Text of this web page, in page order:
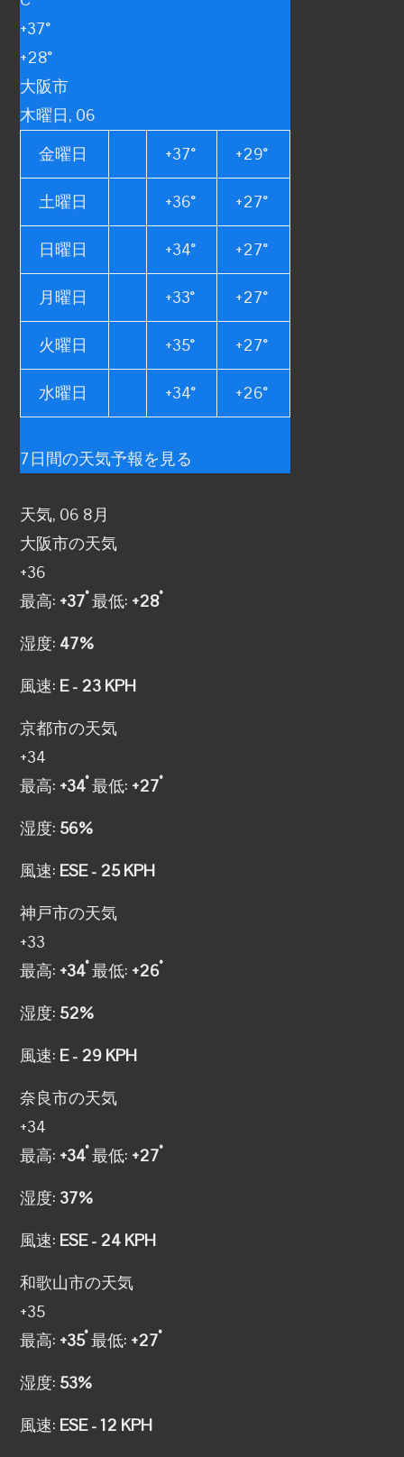
+37°
+28°
大阪市
木曜日, 06
金曜日
+37° +29°
土曜日 +36° +27°
日曜日 +34° +27°
月曜日 +33° +27°
火曜日 +35° +27°
水曜日 +34° +26°
7日間の天気予報を見る
天気, 06 8月
大阪市の天気
+36
最高: +37° 最低: +28°
湿度: 47%
風速: E - 23 KPH
京都市の天気
+34
最高: +34° 最低: +27°
湿度: 56%
風速: ESE - 25 KPH
神戸市の天気
+33
最高: +34° 最低: +26°
湿度: 52%
風速: E - 29 KPH
奈良市の天気
+34
最高: +34° 最低: +27°
湿度: 37%
風速: ESE - 24 KPH
和歌山市の天気
+35
最高: +35° 最低: +27°
湿度: 53%
風速: ESE - 12 KPH